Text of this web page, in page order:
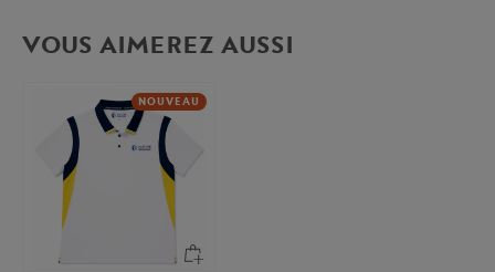
VOUS AIMEREZ AUSSI
NOUVEAU